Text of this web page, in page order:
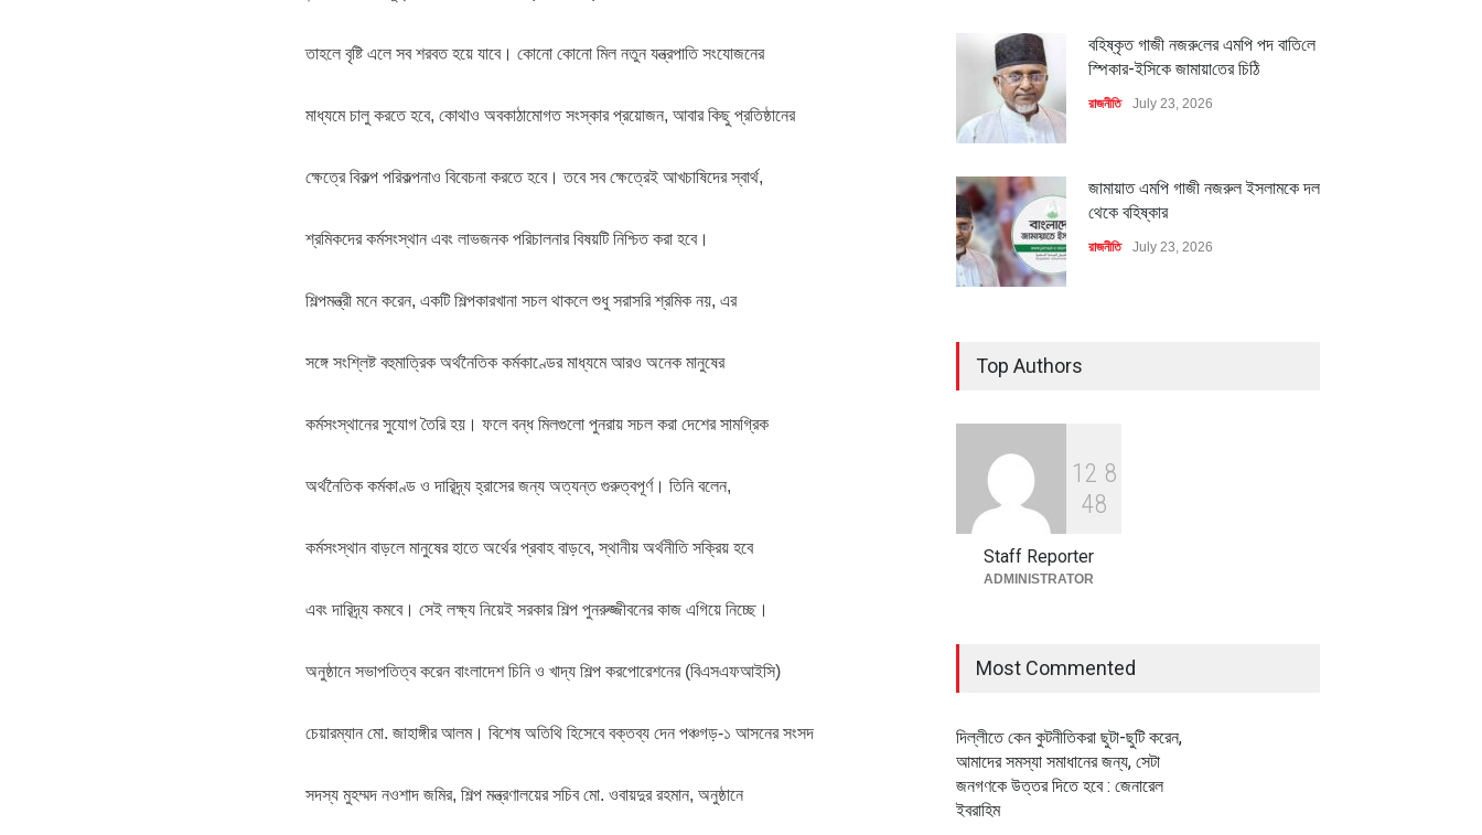
তাহলে বৃষ্টি এলে সব শরবত হয়ে যাবে। কোনো কোনো মিল নতুন যন্ত্রপাতি সংযোজনের
মাধ্যমে চালু করতে হবে, কোথাও অবকাঠামোগত সংস্কার প্রয়োজন, আবার কিছু প্রতিষ্ঠানের
ক্ষেত্রে বিকল্প পরিকল্পনাও বিবেচনা করতে হবে। তবে সব ক্ষেত্রেই আখচাষিদের স্বার্থ,
শ্রমিকদের কর্মসংস্থান এবং লাভজনক পরিচালনার বিষয়টি নিশ্চিত করা হবে।
শিল্পমন্ত্রী মনে করেন, একটি শিল্পকারখানা সচল থাকলে শুধু সরাসরি শ্রমিক নয়, এর
সঙ্গে সংশ্লিষ্ট বহুমাত্রিক অর্থনৈতিক কর্মকাণ্ডের মাধ্যমে আরও অনেক মানুষের
কর্মসংস্থানের সুযোগ তৈরি হয়। ফলে বন্ধ মিলগুলো পুনরায় সচল করা দেশের সামগ্রিক
অর্থনৈতিক কর্মকাণ্ড ও দারিদ্র্য হ্রাসের জন্য অত্যন্ত গুরুত্বপূর্ণ। তিনি বলেন,
কর্মসংস্থান বাড়লে মানুষের হাতে অর্থের প্রবাহ বাড়বে, স্থানীয় অর্থনীতি সক্রিয় হবে
এবং দারিদ্র্য কমবে। সেই লক্ষ্য নিয়েই সরকার শিল্প পুনরুজ্জীবনের কাজ এগিয়ে নিচ্ছে।
অনুষ্ঠানে সভাপতিত্ব করেন বাংলাদেশ চিনি ও খাদ্য শিল্প করপোরেশনের (বিএসএফআইসি)
চেয়ারম্যান মো. জাহাঙ্গীর আলম। বিশেষ অতিথি হিসেবে বক্তব্য দেন পঞ্চগড়-১ আসনের সংসদ
সদস্য মুহম্মদ নওশাদ জমির, শিল্প মন্ত্রণালয়ের সচিব মো. ওবায়দুর রহমান, অনুষ্ঠানে
বহিষ্কৃত গাজী নজরু‌লের এম‌পি পদ বা‌তি‌লে
স্পিকার-ইসিকে জামায়া‌তের চি‌ঠি
রাজনীতি July 23, 2026
জামায়াত এমপি গাজী নজরুল ইসলামকে দল
থেকে বহিষ্কার
রাজনীতি July 23, 2026
বৈশ্বিক প্রতিযোগিতা সক্ষমতা বাড়াতে
পোশাক শিল্পে নতুন উদ্যোগ
Top Authors
1 2 8
48
Staff Reporter
ADMINISTRATOR
Most Commented
দিল্লীতে কেন কুটনীতিকরা ছুটা-ছুটি করেন,
আমাদের সমস্যা সমাধানের জন্য, সেটা
জনগণকে উত্তর দিতে হবে : জেনারেল
ইবরাহিম